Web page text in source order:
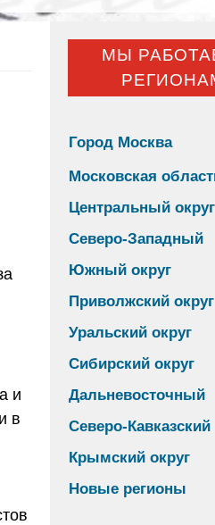
и
в
МЫ
Город Москва
Московская
Центральный округ
Северо-Западный
Южный округ
Приволжский округ
Уральский округ
Сибирский округ
Дальневосточный
Северо-Кавказский
Крымский округ
Новые регионы